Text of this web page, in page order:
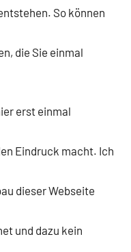
So können
die Sie einmal
erst einmal
Eindruck macht. Ich
dieser Webseite
und dazu kein